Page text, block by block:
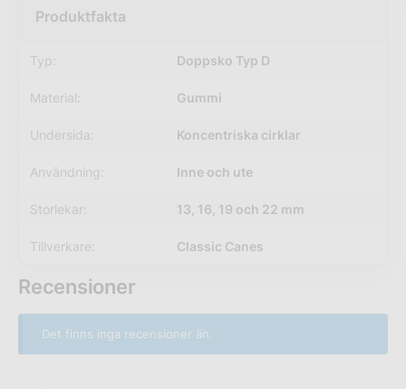
Typ: Doppsko Typ D
Material: Gummi
Undersida: Koncentriska cirklar
Användning: Inne och ute
Storlekar: 13, 16, 19 och 22 mm
Tillverkare: Classic Canes
Recensioner
Det finns inga recensioner än.